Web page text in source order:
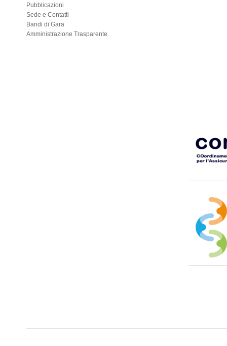
Pubblicazioni
Sede e Contatti
Bandi di Gara
Amministrazione Trasparente